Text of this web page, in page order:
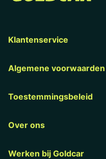
Klantenservice
Algemene voorwaarden
Toestemmingsbeleid
Over ons
Werken bij Goldcar